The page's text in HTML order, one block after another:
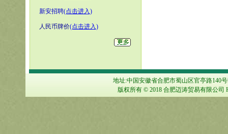
新安招聘(点击进入)
人民币牌价(点击进入)
地址:中国安徽省合肥市蜀山区官亭路140
版权所有 © 2018 合肥迈涛贸易有限公司